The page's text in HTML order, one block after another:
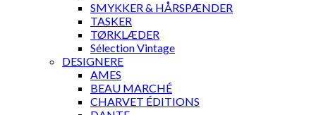
SMYKKER & HÅRSPÆNDER
TASKER
TØRKLÆDER
Sélection Vintage
DESIGNERE
AMES
BEAU MARCHÉ
CHARVET ÉDITIONS